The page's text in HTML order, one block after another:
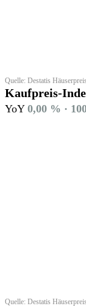
Quelle: Destatis
Kaufpreis-
YoY 0,00 % ·
Quelle: Destatis